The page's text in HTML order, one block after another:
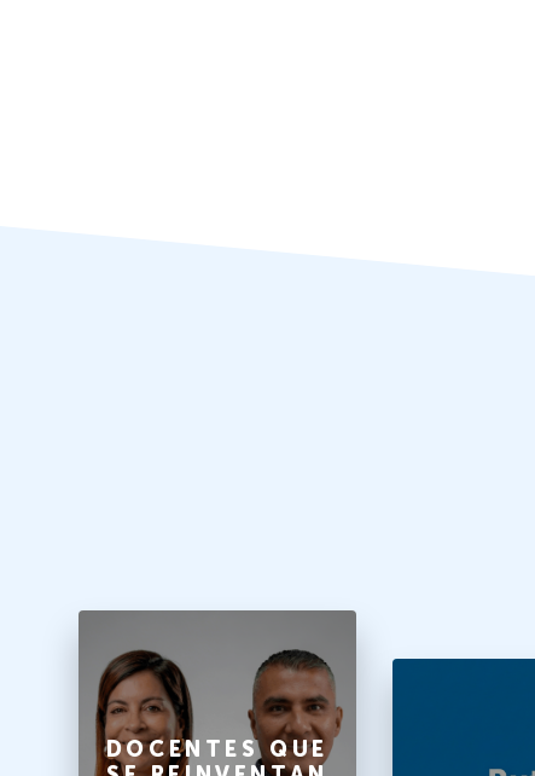
DOCENTES QUE